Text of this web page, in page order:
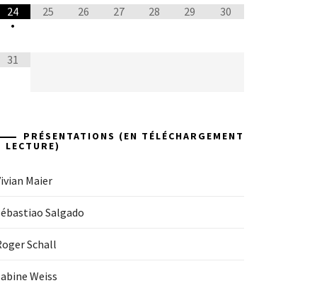
24
•
25 26 27 28 29 30
31
PRÉSENTATIONS (EN TÉLÉCHARGEMENT
LECTURE)
Maier
Salgado
Schall
Weiss